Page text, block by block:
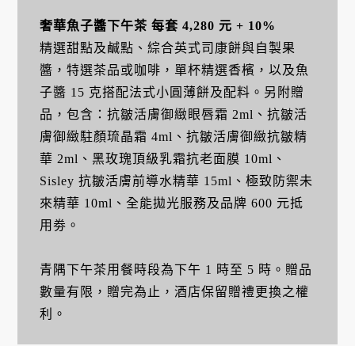
奢華魚子醬下午茶 每套 4,280 元 + 10%
精選甜點及鹹點、綜合英式司康餅與自製果
醬，特選茶品或咖啡，單杯精選香檳，以及魚
子醬 15 克搭配法式小圓薄餅及配料。另附贈
品，包含：抗皺活膚御緻眼唇霜 2ml、抗皺活
膚御緻駐顏琉晶霜 4ml、抗皺活膚御緻抗皺精
華 2ml、黑玫瑰頂級乳霜抗老面膜 10ml、
Sisley 抗皺活膚前導水精華 15ml、極致防禦未
來精華 10ml、全能拋光服務及品牌 600 元抵
用劵。
青隅下午茶用餐時段為下午 1 時至 5 時。贈品
數量有限，贈完為止，酒店保留贈禮更換之權
利。